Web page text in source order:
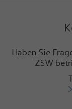
Haben Sie
ZSW